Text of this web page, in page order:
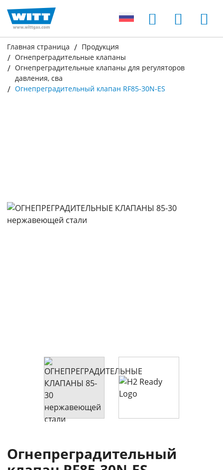
Главная страница
Продукция
Огнепреградительные клапаны
Огнепреградительные клапаны для регуляторов
давления, сва
Огнепреградительный клапан RF85-30N-ES
Огнепреградительный